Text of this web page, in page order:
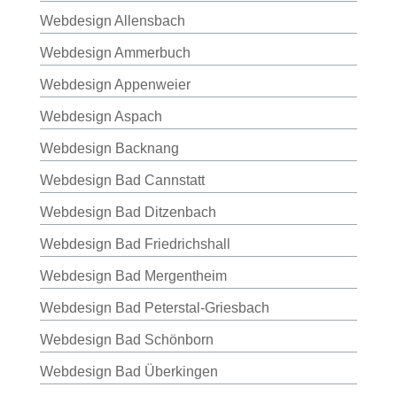
Webdesign Allensbach
Webdesign Ammerbuch
Webdesign Appenweier
Webdesign Aspach
Webdesign Backnang
Webdesign Bad Cannstatt
Webdesign Bad Ditzenbach
Webdesign Bad Friedrichshall
Webdesign Bad Mergentheim
Webdesign Bad Peterstal-Griesbach
Webdesign Bad Schönborn
Webdesign Bad Überkingen